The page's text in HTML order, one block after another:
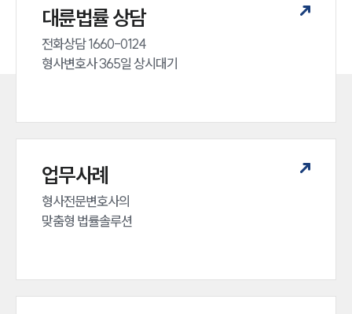
대륜법률 상담
전화상담 1660-0124
형사변호사 365일 상시대기
업무사례
형사전문변호사의
맞춤형 법률솔루션